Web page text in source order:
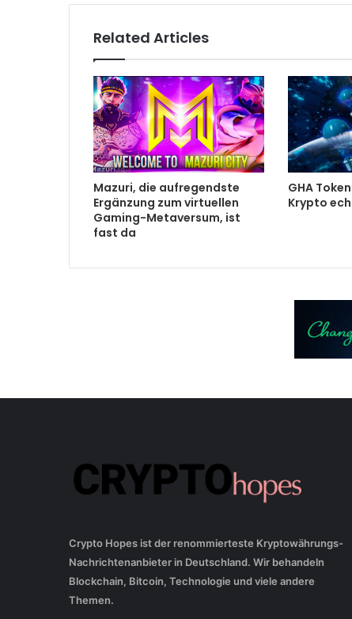
Related Articles
Mazuri, die aufregendste
Ergänzung zum virtuellen
Gaming-Metaversum, ist
fast da
GHA
Krypto
Crypto Hopes ist der renommierteste Kryptowährungs-
Nachrichtenanbieter in Deutschland. Wir behandeln
Blockchain, Bitcoin, Technologie und viele andere
Themen.